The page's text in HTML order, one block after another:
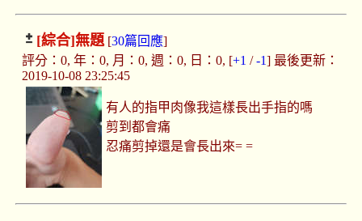
[綜合]無題[30篇回應]
評分：0, 年：0, 月：0, 週：0, 日：0, [+1 /-1] 最後更新：
2019-10-08 23:25:45
有人的指甲肉像我這樣長出手指的嗎
剪到都會痛
忍痛剪掉還是會長出來= =